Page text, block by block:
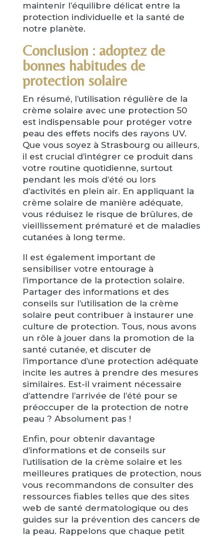
maintenir l’équilibre délicat entre la
protection individuelle et la santé de
notre planète.
Conclusion : adoptez de
bonnes habitudes de
protection solaire
En résumé, l’utilisation régulière de la
crème solaire avec une protection 50
est indispensable pour protéger votre
peau des effets nocifs des rayons UV.
Que vous soyez à Strasbourg ou ailleurs,
il est crucial d’intégrer ce produit dans
votre routine quotidienne, surtout
pendant les mois d’été ou lors
d’activités en plein air. En appliquant la
crème solaire de manière adéquate,
vous réduisez le risque de brûlures, de
vieillissement prématuré et de maladies
cutanées à long terme.
Il est également important de
sensibiliser votre entourage à
l’importance de la protection solaire.
Partager des informations et des
conseils sur l’utilisation de la crème
solaire peut contribuer à instaurer une
culture de protection. Tous, nous avons
un rôle à jouer dans la promotion de la
santé cutanée, et discuter de
l’importance d’une protection adéquate
incite les autres à prendre des mesures
similaires. Est-il vraiment nécessaire
d’attendre l’arrivée de l’été pour se
préoccuper de la protection de notre
peau ? Absolument pas !
Enfin, pour obtenir davantage
d’informations et de conseils sur
l’utilisation de la crème solaire et les
meilleures pratiques de protection, nous
vous recommandons de consulter des
ressources fiables telles que des sites
web de santé dermatologique ou des
guides sur la prévention des cancers de
la peau. Rappelons que chaque petit